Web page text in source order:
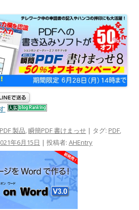
PDF 製品,瞬簡PDF 書けまっせ | タグ: PDF,
年6月15日 | 投稿者: AHEntry